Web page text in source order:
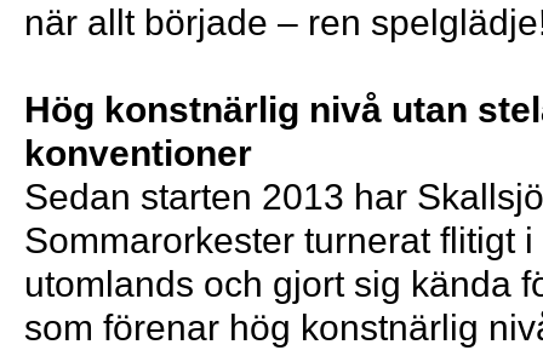
när allt började – ren
Hög konstnärlig nivå utan
konventioner
Sedan starten 2013 har Skallsjö
Sommarorkester turnerat flitigt
utomlands och gjort sig kända
som förenar hög konstnärlig